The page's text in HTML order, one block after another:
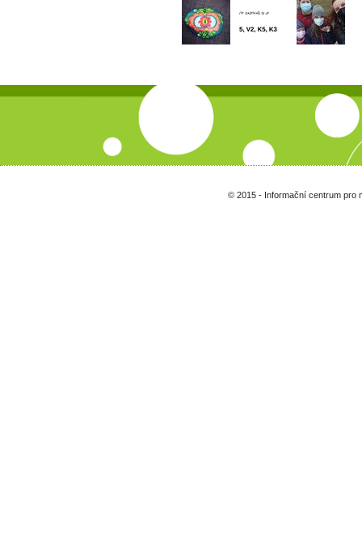
© 2015 - Informační centrum pro